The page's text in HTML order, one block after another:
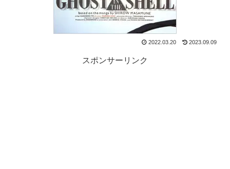
2022.03.20 2023.09.09
スポンサーリンク